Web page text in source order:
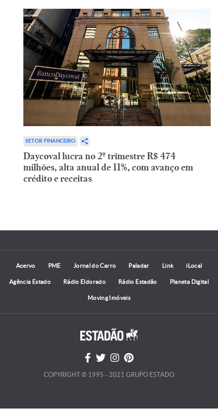
SETOR FINANCEIRO
Daycoval lucra no 2º trimestre R$ 474
milhões, alta anual de 11%, com avanço em
crédito e receitas
Acervo PME Jornal do Carro Paladar Link iLocal
Agência Estado Rádio Eldorado Rádio Estadão Planeta Digital
Moving Imóveis
COPYRIGHT © 1995 - 2021 GRUPO ESTADO